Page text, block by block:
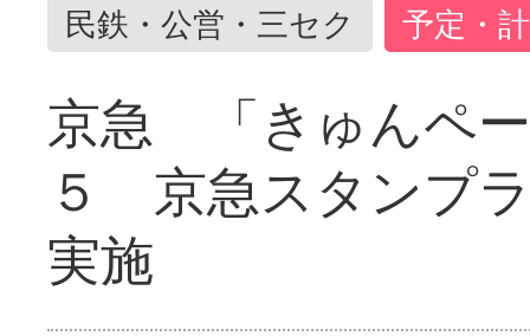
民鉄・公営・三セク 予定・
京急 「きゅんペ
５ 京急スタンプ
実施